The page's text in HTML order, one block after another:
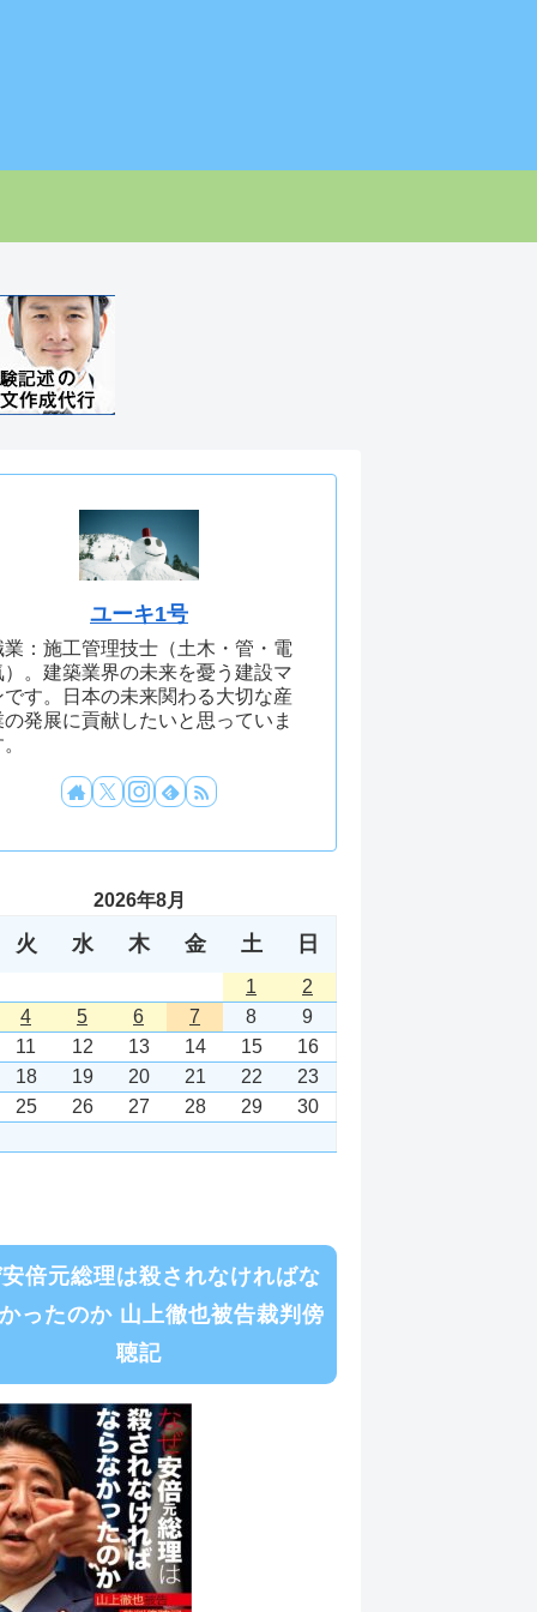
ユーキ1号
業：施工管理技士（土木・管・電
）。建築業界の未来を憂う建設マ
です。日本の未来関わる大切な産
の発展に貢献したいと思っていま
2026年8月
火 水 木 金 土 日
1
2
4
5 6 7 8
9
11
12 13 14 15
16
18
19 20 21 22
23
25
26 27 28 29 30
倍元総理は殺されなければな
ったのか 山上徹也被告裁判傍
聴記